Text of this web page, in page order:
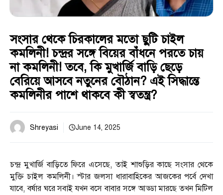
সংসার থেকে চিরকালের মতো ছুটি চাইল
কমলিনী! চন্দ্রর সঙ্গে বিয়ের বাঁধনে পরতে চায়
না কমলিনী! তবে, কি মুখার্জি বাড়ি ছেড়ে
বেরিয়ে আসবে নতুনের বৌঠান? এই সিদ্ধান্তে
কমলিনীর পাশে থাকবে কী স্বতন্ত্র?
Shreyasi June 14, 2025
চন্দ্র মুখার্জি বাড়িতে ফিরে এসেছে, তাই শাশুড়ির কাছে সংসার থেকে
মুক্তি চাইল কমলিনী। স্টার জলসা ধারাবাহিকের আজকের পর্বে দেখা
যাবে, বর্ষার ঘরে সবাই যখন বসে বাবার সঙ্গে আড্ডা মারছে তখন মিটিল